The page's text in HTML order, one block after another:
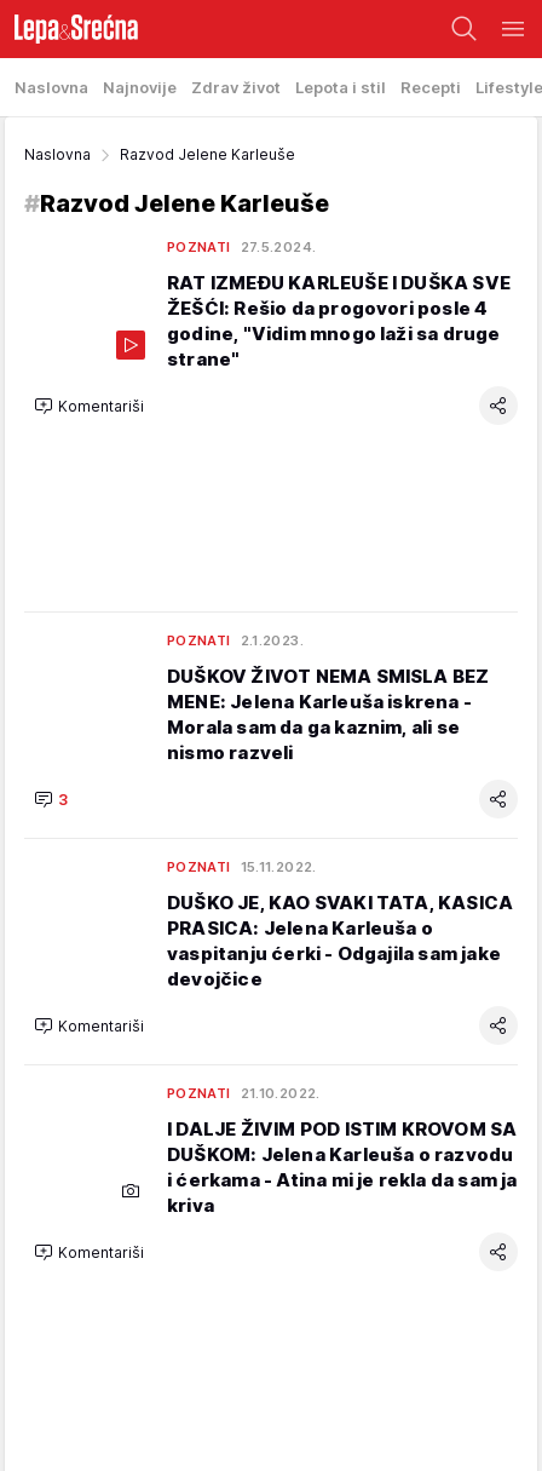
Naslovna Najnovije Zdrav život Lepota i stil Recepti Lifestyle
Naslovna Razvod Jelene Karleuše
#Razvod Jelene Karleuše
POZNATI 27.5.2024.
RAT IZMEĐU KARLEUŠE I DUŠKA SVE
ŽEŠĆI: Rešio da progovori posle 4
godine, "Vidim mnogo laži sa druge
strane"
Komentariši
POZNATI 2.1.2023.
DUŠKOV ŽIVOT NEMA SMISLA BEZ
MENE: Jelena Karleuša iskrena -
Morala sam da ga kaznim, ali se
nismo razveli
3
POZNATI 15.11.2022.
DUŠKO JE, KAO SVAKI TATA, KASICA
PRASICA: Jelena Karleuša o
vaspitanju ćerki - Odgajila sam jake
devojčice
Komentariši
POZNATI 21.10.2022.
I DALJE ŽIVIM POD ISTIM KROVOM SA
DUŠKOM: Jelena Karleuša o razvodu
i ćerkama - Atina mi je rekla da sam ja
kriva
Komentariši